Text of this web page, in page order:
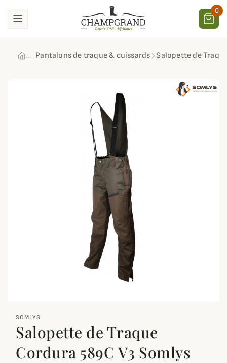
0
Pantalons de traque & cuissards Salopette de
SOMLYS
Salopette de Traque
Cordura 589C V3 Somlys